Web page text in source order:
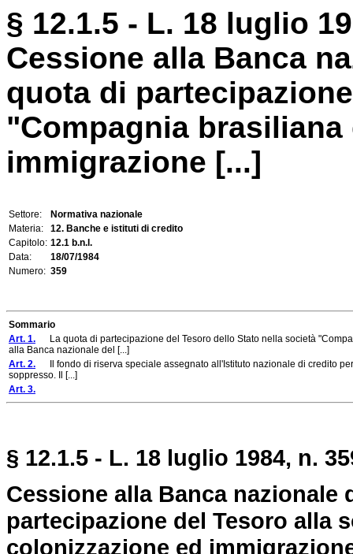
§ 12.1.5 - L. 18 luglio
Cessione alla Banca
quota di
"Compagnia
immigrazione [...]
Settore:
Normativa nazionale
Materia:
12. Banche e istituti di credito
Capitolo: 12.1 b.n.l.
Data:
18/07/1984
Numero: 359
Sommario
Art. 1. La quota di partecipazione del Tesoro dello Stato nella società
alla Banca nazionale del [...]
Art. 2. Il fondo di riserva speciale assegnato all'Istituto nazionale di credito
soppresso. Il [...]
Art. 3.
§ 12.1.5 - L. 18 luglio 1984, n.
Cessione alla Banca nazionale
partecipazione del Tesoro alla
colonizzazione ed